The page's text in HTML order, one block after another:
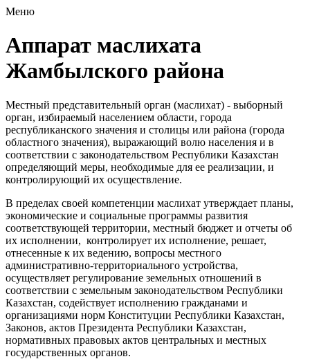
Меню
Аппарат маслихата
Жамбылского района
Местный представительный орган (маслихат) - выборный
орган, избираемый населением области, города
республиканского значения и столицы или района (города
областного значения), выражающий волю населения и в
соответствии с законодательством Республики Казахстан
определяющий меры, необходимые для ее реализации, и
контролирующий их осуществление.
В пределах своей компетенции маслихат утверждает планы,
экономические и социальные программы развития
соответствующей территории, местный бюджет и отчеты об
их исполнении, контролирует их исполнение, решает,
отнесенные к их ведению, вопросы местного
административно-территориального устройства,
осуществляет регулирование земельных отношений в
соответствии с земельным законодательством Республики
Казахстан, содействует исполнению гражданами и
организациями норм Конституции Республики Казахстан,
Законов, актов Президента Республики Казахстан,
нормативных правовых актов центральных и местных
государственных органов.